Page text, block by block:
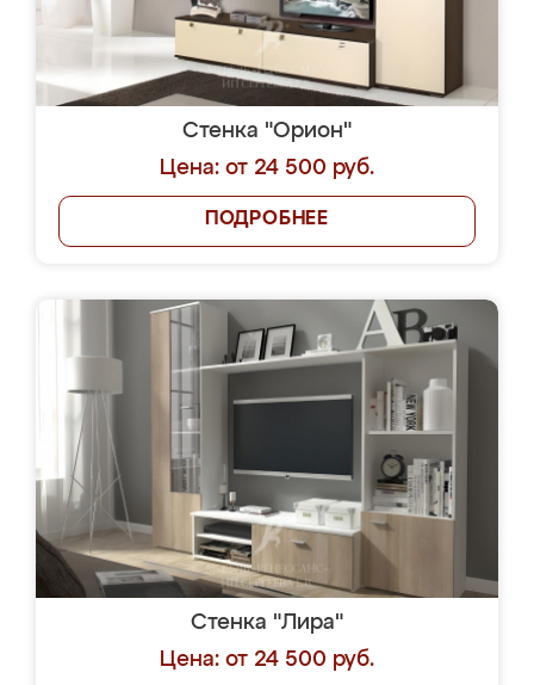
Стенка "Орион"
Цена: от 24 500 руб.
ПОДРОБНЕЕ
Стенка "Лира"
Цена: от 24 500 руб.